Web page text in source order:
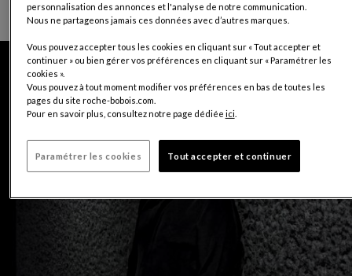
personnalisation des annonces et l'analyse de notre communication.
Nous ne partageons jamais ces données avec d’autres marques.
Vous pouvez accepter tous les cookies en cliquant sur « Tout accepter et
continuer » ou bien gérer vos préférences en cliquant sur « Paramétrer les
cookies ».
Vous pouvez à tout moment modifier vos préférences en bas de toutes les
pages du site roche-bobois.com.
Pour en savoir plus, consultez notre page dédiée ici.
Paramétrer les cookies Tout accepter et continuer